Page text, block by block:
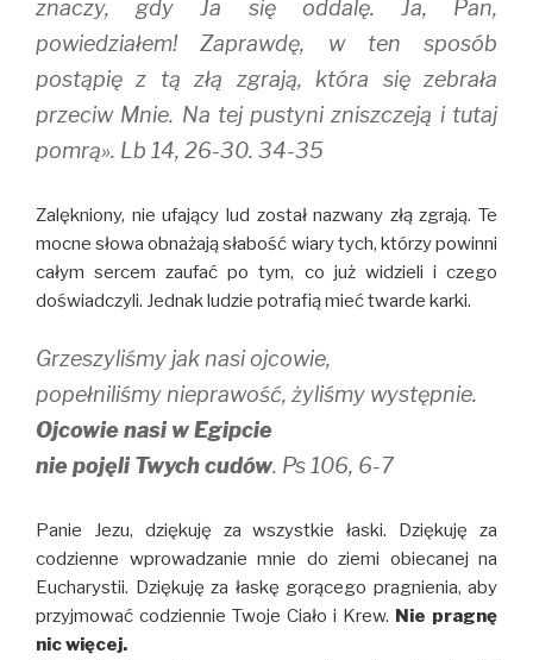
znaczy, gdy Ja się oddalę. Ja, Pan,
powiedziałem! Zaprawdę, w ten sposób
postąpię z tą złą zgrają, która się zebrała
przeciw Mnie. Na tej pustyni zniszczeją i tutaj
pomrą». Lb 14, 26-30. 34-35
Zalękniony, nie ufający lud został nazwany złą zgrają. Te
mocne słowa obnażają słabość wiary tych, którzy powinni
całym sercem zaufać po tym, co już widzieli i czego
doświadczyli. Jednak ludzie potrafią mieć twarde karki.
Grzeszyliśmy jak nasi ojcowie,
popełniliśmy nieprawość, żyliśmy występnie.
Ojcowie nasi w Egipcie
nie pojęli Twych cudów. Ps 106, 6-7
Panie Jezu, dziękuję za wszystkie łaski. Dziękuję za
codzienne wprowadzanie mnie do ziemi obiecanej na
Eucharystii. Dziękuję za łaskę gorącego pragnienia, aby
przyjmować codziennie Twoje Ciało i Krew. Nie pragnę
nic więcej.